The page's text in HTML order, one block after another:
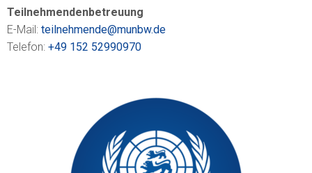
Teilnehmendenbetreuung
E-Mail: teilnehmende@munbw.de
Telefon: +49 152 52990970